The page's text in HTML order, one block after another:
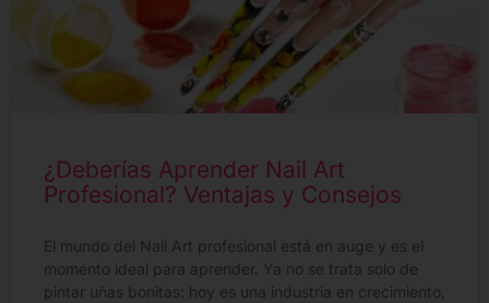
¿Deberías Aprender Nail Art
Profesional? Ventajas y Consejos
El mundo del Nail Art profesional está en auge y es el
momento ideal para aprender. Ya no se trata solo de
pintar uñas bonitas: hoy es una industria en crecimiento,